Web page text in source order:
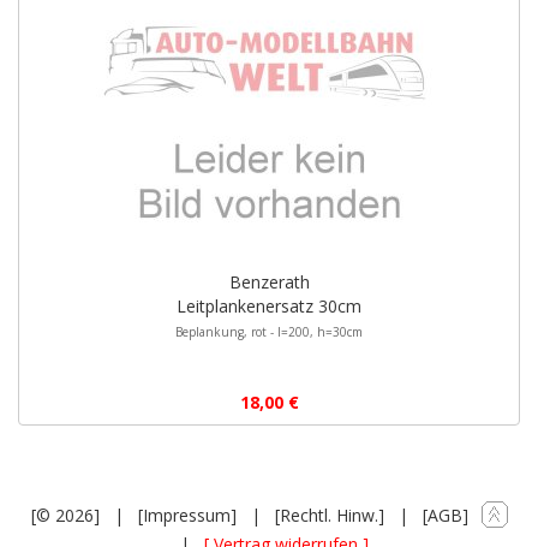
Benzerath
Leitplankenersatz 30cm
Beplankung, rot - l=200, h=30cm
18,00 €
[© 2026] | [Impressum] | [Rechtl. Hinw.] | [AGB]